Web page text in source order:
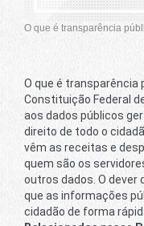
O que é transparência
O que é transparência
Constituição Federal
aos dados públicos
direito de todo o
vêm as receitas e
quem são os
outros dados. O dever
que as informações
cidadão de forma